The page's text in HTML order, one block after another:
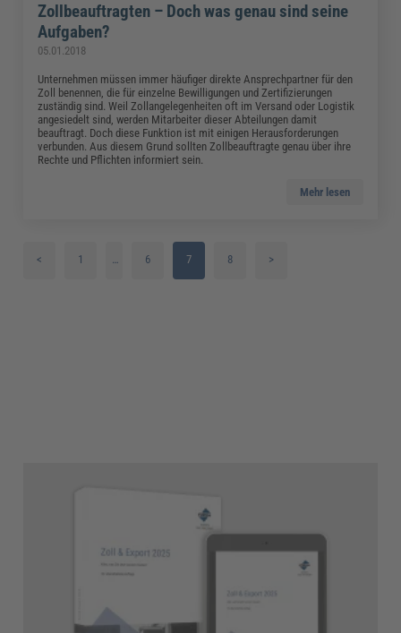
Zollbeauftragten – Doch was genau sind seine
Aufgaben?
05.01.2018
Unternehmen müssen immer häufiger direkte Ansprechpartner für den
Zoll benennen, die für einzelne Bewilligungen und Zertifizierungen
zuständig sind. Weil Zollangelegenheiten oft im Versand oder Logistik
angesiedelt sind, werden Mitarbeiter dieser Abteilungen damit
beauftragt. Doch diese Funktion ist mit einigen Herausforderungen
verbunden. Aus diesem Grund sollten Zollbeauftragte genau über ihre
Rechte und Pflichten informiert sein.
Mehr lesen
< 1 … 6 7 8 >